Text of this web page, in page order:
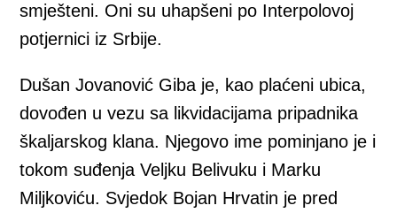
smješteni. Oni su uhapšeni po Interpolovoj
potjernici iz Srbije.
Dušan Jovanović Giba je, kao plaćeni ubica,
dovođen u vezu sa likvidacijama pripadnika
škaljarskog klana. Njegovo ime pominjano je i
tokom suđenja Veljku Belivuku i Marku
Miljkoviću. Svjedok Bojan Hrvatin je pred